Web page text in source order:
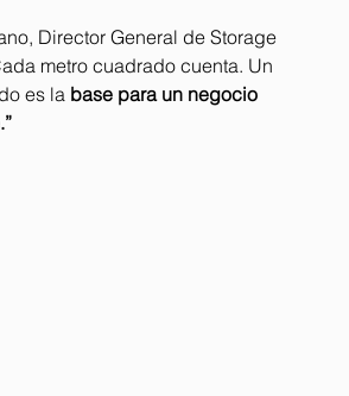
Director General de Storage
metro cuadrado cuenta. Un
es la base para un negocio